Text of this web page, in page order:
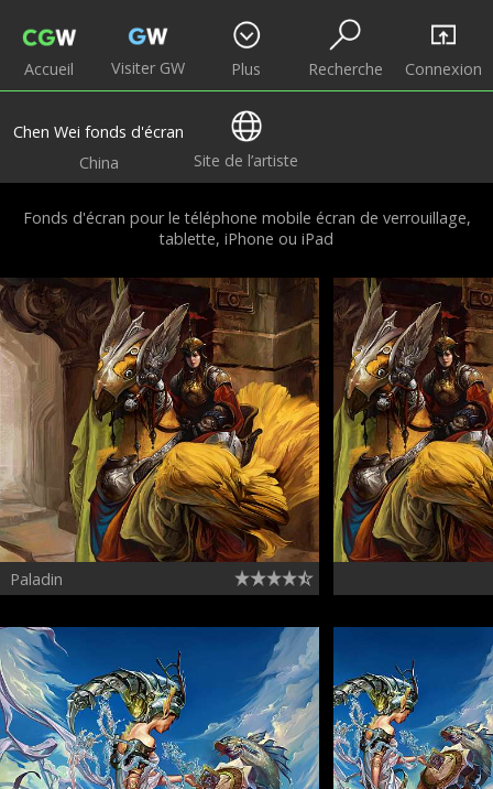
Accueil Visiter GW Plus Recherche Connexion
Chen Wei fonds d'écran
China
Site de l’artiste
Fonds d'écran pour le téléphone mobile écran de verrouillage,
tablette, iPhone ou iPad
Paladin